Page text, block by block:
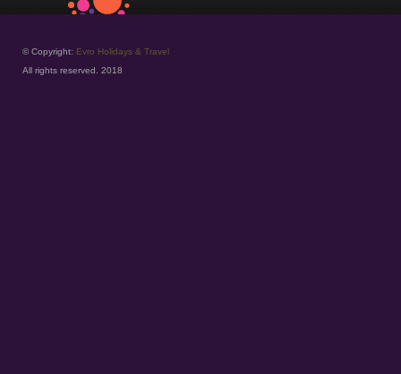
© Copyright: Evro Holidays & Travel
All rights reserved. 2018